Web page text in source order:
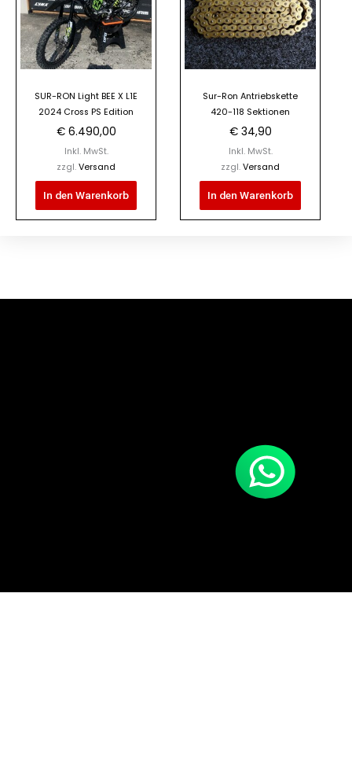
SUR-RON Light BEE X L1E
2024 Cross PS Edition
€6.490,00
Inkl. MwSt.
zzgl. Versand
In den Warenkorb
Sur-Ron Antriebskette
420-118 Sektionen
€34,90
Inkl. MwSt.
zzgl. Versand
In den Warenkorb